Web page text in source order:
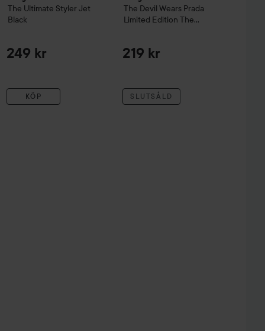
The Ultimate Styler Jet
Black
249 kr
KÖP
The Devil Wears Prada
Limited Edition The
219 kr
SLUTSÅLD